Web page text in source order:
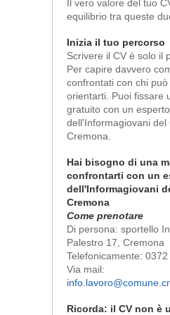
Il vero valore del tuo
equilibrio tra queste
Inizia il tuo percorso
Scrivere il CV è solo il
Per capire davvero
confrontati con chi
orientarti. Puoi fissare
gratuito con un esperto
dell'Informagiovani del
Cremona.
Hai bisogno di una
confrontarti con un
dell'Informagiovani
Cremona
Come prenotare
Di persona: sportello
Palestro 17, Cremona
Telefonicamente:
Via mail:
Ricorda: il CV non è